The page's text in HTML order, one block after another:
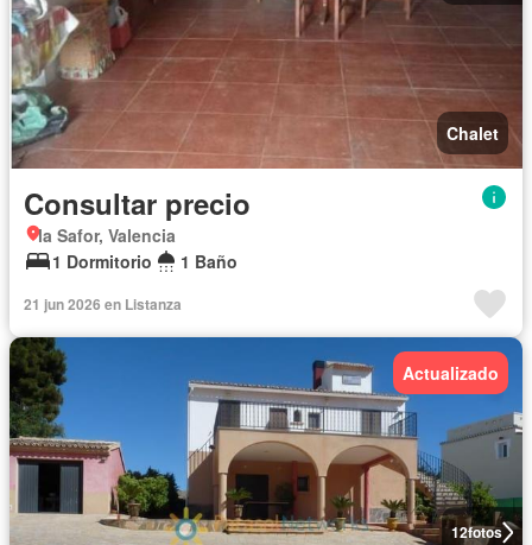
Chalet
Consultar precio
la Safor, Valencia
1 Dormitorio
1 Baño
21 jun 2026 en Listanza
12fotos
Actualizado